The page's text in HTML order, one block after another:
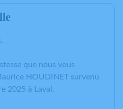
que nous vous
HOUDINET survenu
2025 à Laval.